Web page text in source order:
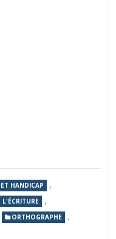
HANDICAP ,
L'ÉCRITURE ,
ORTHOGRAPHE ,